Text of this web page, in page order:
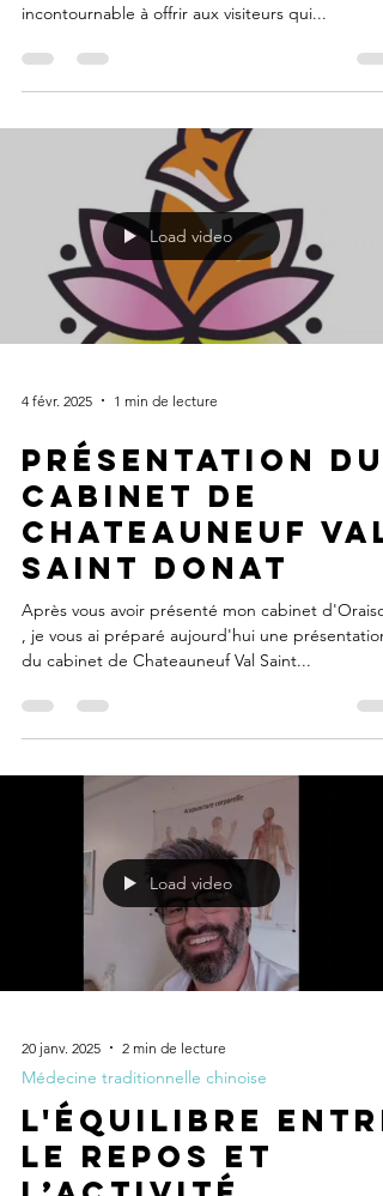
incontournable à offrir aux visiteurs qui...
Load video
4 févr. 2025 1 min de lecture
Présentation du
cabinet de
Chateauneuf Val
Saint Donat
Après vous avoir présenté mon cabinet
, je vous ai préparé aujourd'hui une présentation
du cabinet de Chateauneuf Val Saint...
Load video
20 janv. 2025 2 min de lecture
Médecine traditionnelle chinoise
L'équilibre
le repos et